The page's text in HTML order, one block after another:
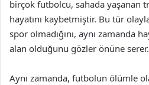
birçok futbolcu, sahada yaşanan
hayatını kaybetmiştir. Bu tür
spor olmadığını, aynı zamanda
alan olduğunu gözler önüne serer.
Aynı zamanda, futbolun ölümle